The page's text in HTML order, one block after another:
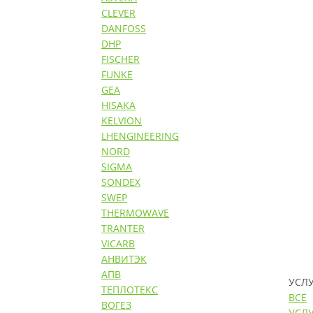
CLEVER
DANFOSS
DHP
FISCHER
FUNKE
GEA
HISAKA
KELVION
LHENGINEERING
NORD
SIGMA
SONDEX
SWEP
THERMOWAVE
TRANTER
VICARB
АНВИТЭК
АПВ
ТЕПЛОТЕКС
ВОГЕЗ
ВСЕ